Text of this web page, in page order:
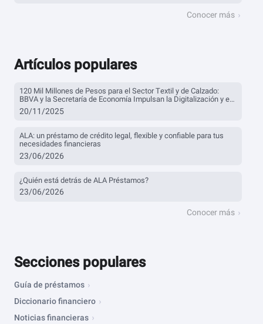
Conocer más
Artículos populares
120 Mil Millones de Pesos para el Sector Textil y de Calzado:
BBVA y la Secretaría de Economía Impulsan la Digitalización y el
Financiamiento
20/11/2025
ALA: un préstamo de crédito legal, flexible y confiable para tus
necesidades financieras
23/06/2026
¿Quién está detrás de ALA Préstamos?
23/06/2026
Conocer más
Secciones populares
Guía de préstamos
Diccionario financiero
Noticias financieras